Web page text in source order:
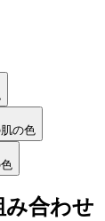
の色
み合わせ